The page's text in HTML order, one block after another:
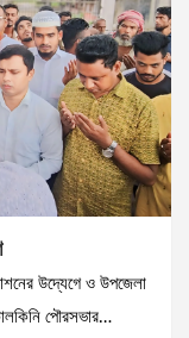
উদ্যেগে ও উপজেলা
পৌরসভার…